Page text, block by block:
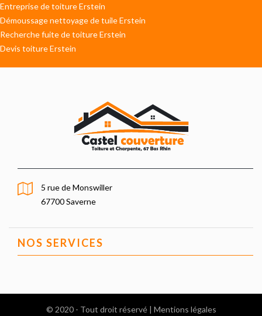
Entreprise de toiture Erstein
Démoussage nettoyage de tuile Erstein
Recherche fuite de toiture Erstein
Devis toiture Erstein
5 rue de Monswiller
67700 Saverne
NOS SERVICES
© 2020 - Tout droit réservé | Mentions légales